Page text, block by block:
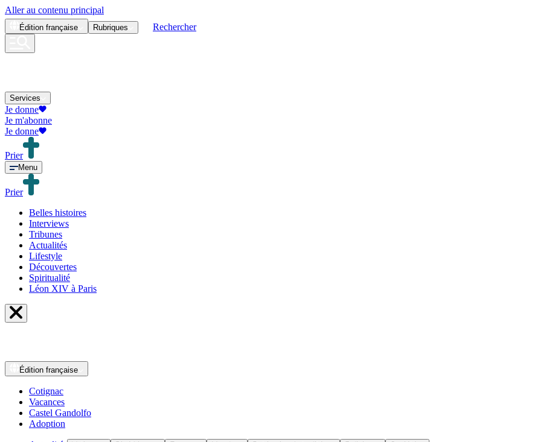
Aller au contenu principal
Édition française Rubriques Rechercher
Services
Je donne
Je m'abonne
Je donne
Prier
Menu
Prier
Belles histoires
Interviews
Tribunes
Actualités
Lifestyle
Découvertes
Spiritualité
Léon XIV à Paris
Édition française
Cotignac
Vacances
Castel Gandolfo
Adoption